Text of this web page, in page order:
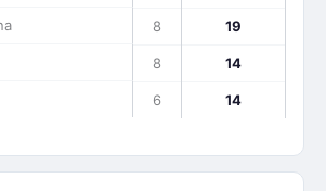
8 19
8 14
6 14